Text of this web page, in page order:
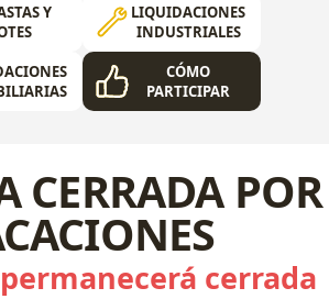
Y
LIQUIDACIONES
INDUSTRIALES
CÓMO
PARTICIPAR
CERRADA POR
cerrada